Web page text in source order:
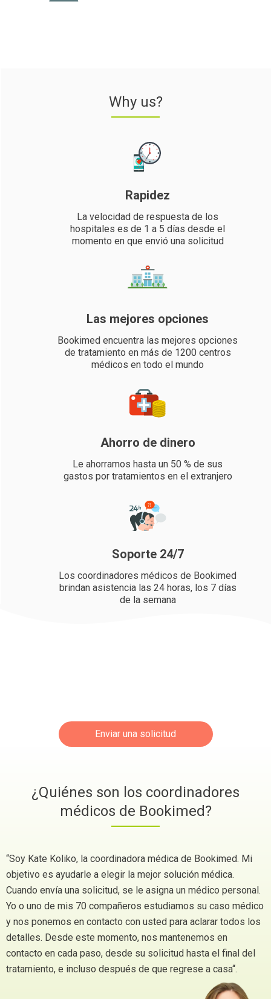
Why us?
Rapidez
La velocidad de respuesta de los
hospitales es de 1 a 5 días desde el
momento en que envió una solicitud
Las mejores opciones
Bookimed encuentra las mejores opciones
de tratamiento en más de 1200 centros
médicos en todo el mundo
Ahorro de dinero
Le ahorramos hasta un 50 % de sus
gastos por tratamientos en el extranjero
Soporte 24/7
Los coordinadores médicos de Bookimed
brindan asistencia las 24 horas, los 7 días
de la semana
Enviar una solicitud
¿Quiénes son los coordinadores
médicos de Bookimed?
“Soy Kate Koliko, la coordinadora médica de Bookimed. Mi
objetivo es ayudarle a elegir la mejor solución médica.
Cuando envía una solicitud, se le asigna un médico personal.
Yo o uno de mis 70 compañeros estudiamos su caso médico
y nos ponemos en contacto con usted para aclarar todos los
detalles. Desde este momento, nos mantenemos en
contacto en cada paso, desde su solicitud hasta el final del
tratamiento, e incluso después de que regrese a casa“.